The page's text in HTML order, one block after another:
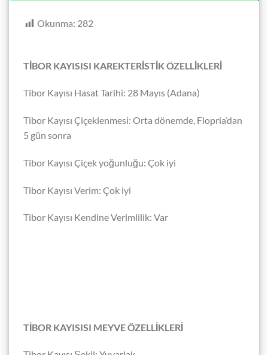
Okunma: 282
TİBOR KAYISISI KAREKTERİSTİK ÖZELLİKLERİ
Tibor Kayısı Hasat Tarihi: 28 Mayıs (Adana)
Tibor Kayısı Çiçeklenmesi: Orta dönemde, Flopria’dan
5 gün sonra
Tibor Kayısı Çiçek yoğunluğu: Çok iyi
Tibor Kayısı Verim: Çok iyi
Tibor Kayısı Kendine Verimlilik: Var
TİBOR KAYISISI MEYVE ÖZELLİKLERİ